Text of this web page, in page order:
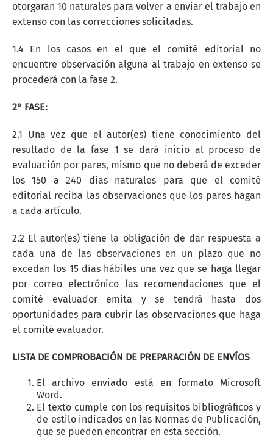
otorgaran 10 naturales para volver a enviar el trabajo en
extenso con las correcciones solicitadas.
1.4 En los casos en el que el comité editorial no
encuentre observación alguna al trabajo en extenso se
procederá con la fase 2.
2° FASE:
2.1 Una vez que el autor(es) tiene conocimiento del
resultado de la fase 1 se dará inicio al proceso de
evaluación por pares, mismo que no deberá de exceder
los 150 a 240 días naturales para que el comité
editorial reciba las observaciones que los pares hagan
a cada artículo.
2.2 El autor(es) tiene la obligación de dar respuesta a
cada una de las observaciones en un plazo que no
excedan los 15 días hábiles una vez que se haga llegar
por correo electrónico las recomendaciones que el
comité evaluador emita y se tendrá hasta dos
oportunidades para cubrir las observaciones que haga
el comité evaluador.
LISTA DE COMPROBACIÓN DE PREPARACIÓN DE ENVÍOS
El archivo enviado está en formato Microsoft
Word.
El texto cumple con los requisitos bibliográficos y
de estilo indicados en las Normas de Publicación,
que se pueden encontrar en esta sección.